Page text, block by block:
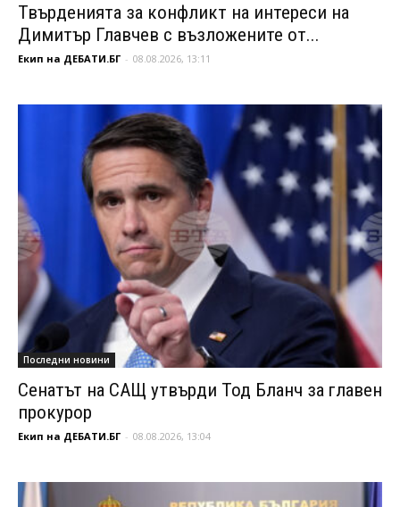
Твърденията за конфликт на интереси на
Димитър Главчев с възложените от...
Екип на ДЕБАТИ.БГ - 08.08.2026, 13:11
Последни новини
Сенатът на САЩ утвърди Тод Бланч за главен
прокурор
Екип на ДЕБАТИ.БГ - 08.08.2026, 13:04